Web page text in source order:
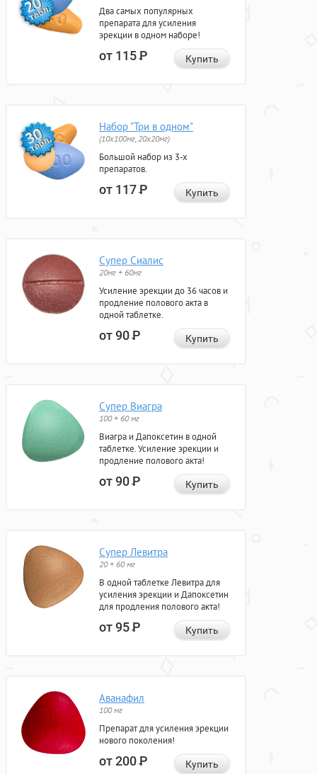
Два самых популярных
препарата для усиления
эрекции в одном наборе!
от 115Р Купить
Набор "Три в одном"
(10x100мг, 20x20мг)
Большой набор из 3-х
препаратов.
от 117Р Купить
Супер Сиалис
20мг + 60мг
Усиление эрекции до 36 часов и
продление полового акта в
одной таблетке.
от 90Р Купить
Супер Виагра
100 + 60 мг
Виагра и Дапоксетин в одной
таблетке. Усиление эрекции и
продление полового акта!
от 90Р Купить
Супер Левитра
20 + 60 мг
В одной таблетке Левитра для
усиления эрекции и Дапоксетин
для продления полового акта!
от 95Р Купить
Аванафил
100 мг
Препарат для усиления эрекции
нового поколения!
от 200Р Купить